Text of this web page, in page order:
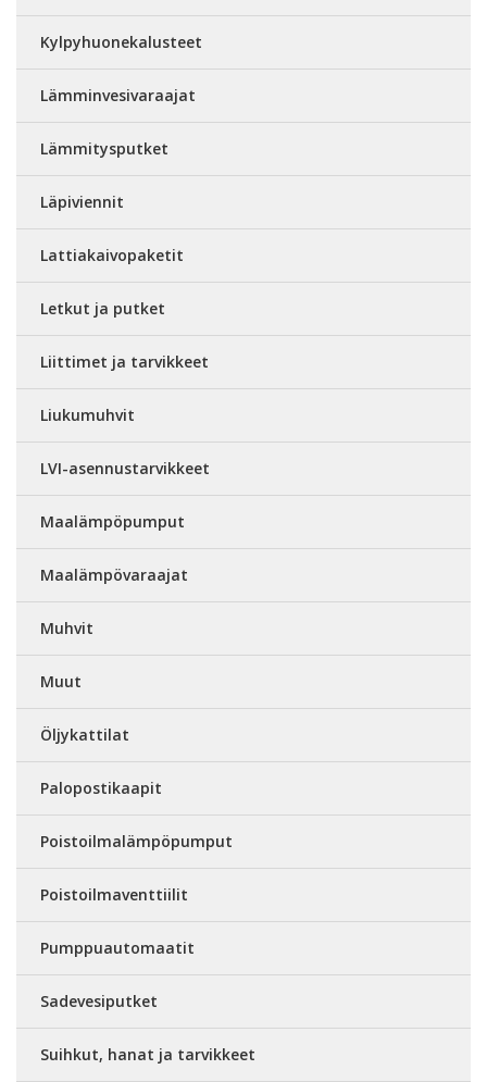
Kylpyhuonekalusteet
Lämminvesivaraajat
Lämmitysputket
Läpiviennit
Lattiakaivopaketit
Letkut ja putket
Liittimet ja tarvikkeet
Liukumuhvit
LVI-asennustarvikkeet
Maalämpöpumput
Maalämpövaraajat
Muhvit
Muut
Öljykattilat
Palopostikaapit
Poistoilmalämpöpumput
Poistoilmaventtiilit
Pumppuautomaatit
Sadevesiputket
Suihkut, hanat ja tarvikkeet